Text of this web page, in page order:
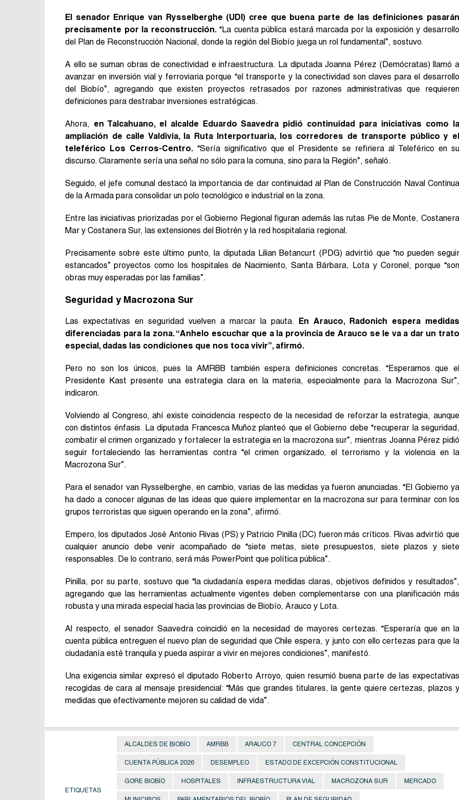
El senador Enrique van Rysselberghe (UDI) cree que buena parte de las definiciones pasarán
precisamente por la reconstrucción.“La cuenta pública estará marcada por la exposición y desarrollo
del Plan de Reconstrucción Nacional, donde la región del Biobío juega un rol fundamental”, sostuvo.
A ello se suman obras de conectividad e infraestructura. La diputada Joanna Pérez (Demócratas) llamó a
avanzar en inversión vial y ferroviaria porque “el transporte y la conectividad son claves para el desarrollo
del Biobío”, agregando que existen proyectos retrasados por razones administrativas que requieren
definiciones para destrabar inversiones estratégicas.
Ahora, en Talcahuano, el alcalde Eduardo Saavedra pidió continuidad para iniciativas como la
ampliación de calle Valdivia, la Ruta Interportuaria, los corredores de transporte público y el
teleférico Los Cerros-Centro.“Sería significativo que el Presidente se refiriera al Teleférico en su
discurso. Claramente sería una señal no sólo para la comuna, sino para la Región”, señaló.
Seguido, el jefe comunal destacó la importancia de dar continuidad al Plan de Construcción Naval Continua
de la Armada para consolidar un polo tecnológico e industrial en la zona.
Entre las iniciativas priorizadas por el Gobierno Regional figuran además las rutas Pie de Monte, Costanera
Mar y Costanera Sur, las extensiones del Biotrén y la red hospitalaria regional.
Precisamente sobre este último punto, la diputada Lilian Betancurt (PDG) advirtió que “no pueden seguir
estancados” proyectos como los hospitales de Nacimiento, Santa Bárbara, Lota y Coronel, porque “son
obras muy esperadas por las familias”.
Seguridad y Macrozona Sur
Las expectativas en seguridad vuelven a marcar la pauta. En Arauco, Radonich espera medidas
diferenciadas para la zona. “Anhelo escuchar que a la provincia de Arauco se le va a dar un trato
especial, dadas las condiciones que nos toca vivir”, afirmó.
Pero no son los únicos, pues la AMRBB también espera definiciones concretas. “Esperamos que el
Presidente Kast presente una estrategia clara en la materia, especialmente para la Macrozona Sur”,
indicaron.
Volviendo al Congreso, ahí existe coincidencia respecto de la necesidad de reforzar la estrategia, aunque
con distintos énfasis. La diputada Francesca Muñoz planteó que el Gobierno debe “recuperar la seguridad,
combatir el crimen organizado y fortalecer la estrategia en la macrozona sur”, mientras Joanna Pérez pidió
seguir fortaleciendo las herramientas contra “el crimen organizado, el terrorismo y la violencia en la
Macrozona Sur”.
Para el senador van Rysselberghe, en cambio, varias de las medidas ya fueron anunciadas. “El Gobierno ya
ha dado a conocer algunas de las ideas que quiere implementar en la macrozona sur para terminar con los
grupos terroristas que siguen operando en la zona”, afirmó.
Empero, los diputados José Antonio Rivas (PS) y Patricio Pinilla (DC) fueron más críticos. Rivas advirtió que
cualquier anuncio debe venir acompañado de “siete metas, siete presupuestos, siete plazos y siete
responsables. De lo contrario, será más PowerPoint que política pública”.
Pinilla, por su parte, sostuvo que “la ciudadanía espera medidas claras, objetivos definidos y resultados”,
agregando que las herramientas actualmente vigentes deben complementarse con una planificación más
robusta y una mirada especial hacia las provincias de Biobío, Arauco y Lota.
Al respecto, el senador Saavedra coincidió en la necesidad de mayores certezas. “Esperaría que en la
cuenta pública entreguen el nuevo plan de seguridad que Chile espera, y junto con ello certezas para que la
ciudadanía esté tranquila y pueda aspirar a vivir en mejores condiciones”, manifestó.
Una exigencia similar expresó el diputado Roberto Arroyo, quien resumió buena parte de las expectativas
recogidas de cara al mensaje presidencial: “Más que grandes titulares, la gente quiere certezas, plazos y
medidas que efectivamente mejoren su calidad de vida”.
ETIQUETAS
ALCALDES DE BIOBÍO AMRBB ARAUCO 7 CENTRAL CONCEPCIÓN
CUENTA PÚBLICA 2026 DESEMPLEO ESTADO DE EXCEPCIÓN CONSTITUCIONAL
GORE BIOBÍO HOSPITALES INFRAESTRUCTURA VIAL MACROZONA SUR MERCADO